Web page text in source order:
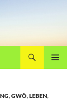
,GWÖ,LEBEN,